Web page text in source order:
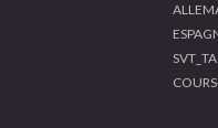
SVT_TA